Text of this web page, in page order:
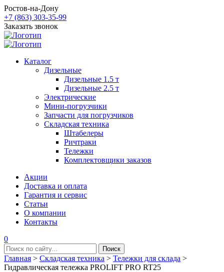
Ростов-на-Дону
+7 (863) 303-35-99
Заказать звонок
Каталог
Дизельные
Дизельные 1.5 т
Дизельные 2.5 т
Электрические
Мини-погрузчики
Запчасти для погрузчиков
Складская техника
Штабелеры
Ричтраки
Тележки
Комплектовщики заказов
Акции
Доставка и оплата
Гарантия и сервис
Статьи
О компании
Контакты
0
Главная > Складская техника > Тележки для склада >
Гидравлическая тележка PROLIFT PRO RT25